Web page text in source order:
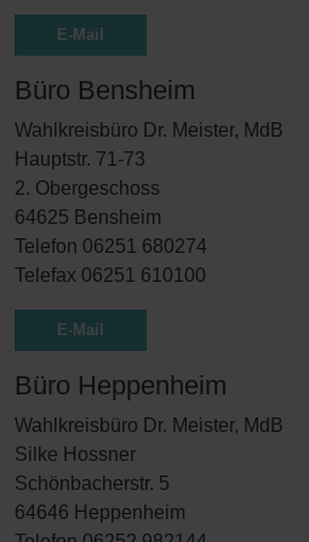
E-Mail
Büro Bensheim
Wahlkreisbüro Dr. Meister, MdB
Hauptstr. 71-73
2. Obergeschoss
64625 Bensheim
Telefon 06251 680274
Telefax 06251 610100
E-Mail
Büro Heppenheim
Wahlkreisbüro Dr. Meister, MdB
Silke Hossner
Schönbacherstr. 5
64646 Heppenheim